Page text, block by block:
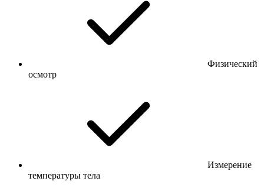
Физический
осмотр
Измерение
температуры тела